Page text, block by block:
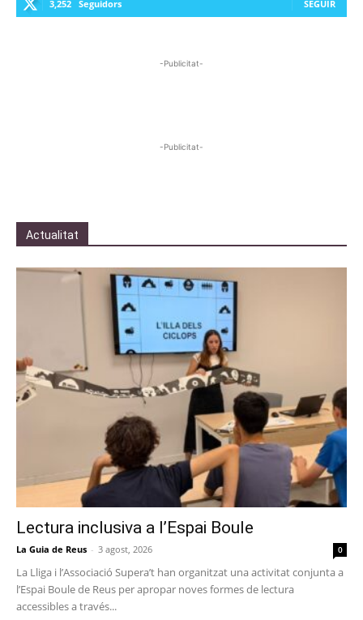
3,252 Seguidors SEGUIR
-Publicitat-
-Publicitat-
Actualitat
Lectura inclusiva a l’Espai Boule
La Guia de Reus - 3 agost, 2026 0
La Lliga i l’Associació Supera’t han organitzat una activitat conjunta a
l’Espai Boule de Reus per apropar noves formes de lectura
accessibles a través...